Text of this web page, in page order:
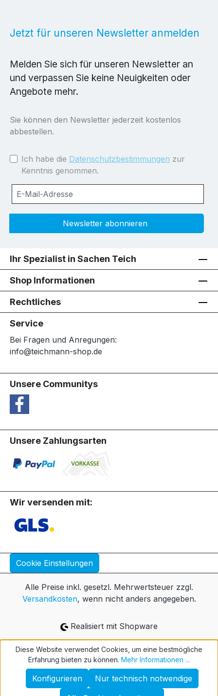
Jetzt für unseren Newsletter anmelden
Melden Sie sich für unseren Newsletter an
und verpassen Sie keine Neuigkeiten oder
Angebote mehr.
Sie können den Newsletter jederzeit kostenlos
abbestellen.
Ich habe die Datenschutzbestimmungen zur
Kenntnis genommen.
Newsletter abonnieren
Ihr Spezialist in Sachen Teich
Shop Informationen
Rechtliches
Service
Bei Fragen und Anregungen:
info@teichmann-shop.de
Unsere Communitys
Unsere Zahlungsarten
Wir versenden mit:
Cookie Einstellungen
Alle Preise inkl. gesetzl. Mehrwertsteuer zzgl.
Versandkosten, wenn nicht anders angegeben.
Realisiert mit Shopware
Diese Website verwendet Cookies, um eine bestmögliche
Erfahrung bieten zu können. Mehr Informationen ...
Nur technisch notwendige
Konfigurieren